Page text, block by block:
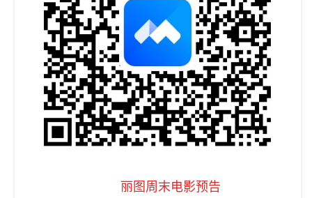
丽图周末电影预告